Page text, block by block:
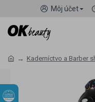
Môj účet
Kaderníctvo a Barber